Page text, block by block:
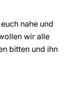
nahe und
wir alle
bitten und ihn